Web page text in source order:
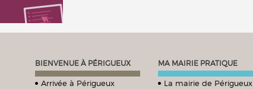
BIENVENUE À PÉRIGUEUX
Arrivée à Périgueux
MA MAIRIE PRATIQUE
La mairie de Périgueux